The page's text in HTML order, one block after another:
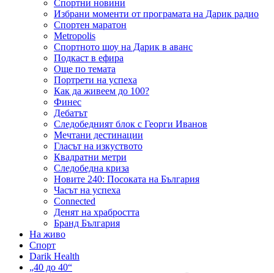
Спортни новини
Избрани моменти от програмата на Дарик радио
Спортен маратон
Metropolis
Спортното шоу на Дарик в аванс
Подкаст в ефира
Още по темата
Портрети на успеха
Как да живеем до 100?
Финес
Дебатът
Следобедният блок с Георги Иванов
Мечтани дестинации
Гласът на изкуството
Квадратни метри
Следобедна криза
Новите 240: Посоката на България
Часът на успеха
Connected
Денят на храбростта
Бранд България
На живо
Спорт
Darik Health
„40 до 40“